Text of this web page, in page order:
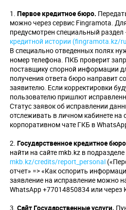
Первое кредитное бюро.
можно через сервис Fingramota.
предусмотрен специальный раздел
кредитной истории (fingramota.kz/
В специально отведенных полях
номер телефона. ПКБ проверит
поставщику спорной информации
получения ответа бюро направит
заявителю. Если корректировки
пользователю пришлют
Статус заявок об исправлении
отслеживать в личном кабинете на
корпоративном чате ГКБ в
Государственное кредитное
найти на сайте mkb.kz в подразделе
mkb.kz/credits/report_personal
отчет» => «Как оспорить
заявление на исправление можно
WhatsApp +77014850834 или через
Сайт Государственные услуги.